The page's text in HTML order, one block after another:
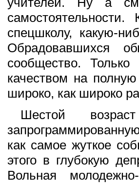
спецшколу, какую-
Обрадовавшихся
сообщество.
качеством на
широко, как широко
Шестой
как самое жуткое
этого в глубокую
Вольная